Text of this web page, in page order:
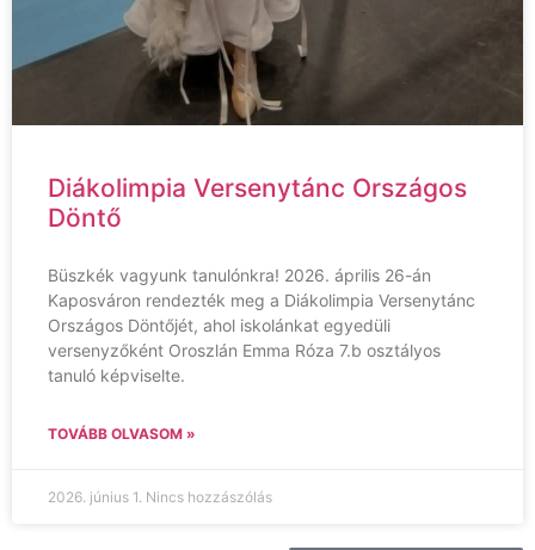
Diákolimpia Versenytánc Országos
Döntő
Büszkék vagyunk tanulónkra! 2026. április 26-án
Kaposváron rendezték meg a Diákolimpia Versenytánc
Országos Döntőjét, ahol iskolánkat egyedüli
versenyzőként Oroszlán Emma Róza 7.b osztályos
tanuló képviselte.
TOVÁBB OLVASOM »
2026. június 1. Nincs hozzászólás